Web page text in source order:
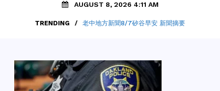
AUGUST 8, 2026 4:11 AM
TRENDING / 老中地方新聞8/7矽谷早安 新聞摘要